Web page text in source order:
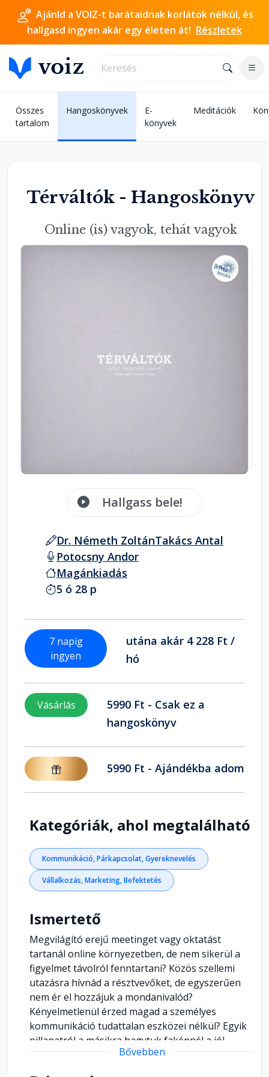
Ajánld a VOIZ-t barátaidnak korlátok nélkül, és
hallgasd ingyen akár egy életen át! Részletek
Összes
tartalom
Hangoskönyvek
E-
könyvek
Meditációk
Térváltók - Hangoskönyv
Online (is) vagyok, tehát vagyok
Hallgass bele!
Dr. Németh ZoltánTakács Antal
Potocsny Andor
Magánkiadás
5 ó 28 p
7 napig
ingyen
utána akár 4 228 Ft /
hó
Vásárlás
5990 Ft - Csak ez a
hangoskönyv
5990 Ft - Ajándékba adom
Kategóriák, ahol megtalálható
Kommunikáció, Párkapcsolat, Gyereknevelés
Vállalkozás, Marketing, Befektetés
Ismertető
Megvilágító erejű meetinget vagy oktatást
tartanál online környezetben, de nem sikerül a
figyelmet távolról fenntartani? Közös szellemi
utazásra hívnád a résztvevőket, de egyszerűen
nem ér el hozzájuk a mondanivalód?
Kényelmetlenül érzed magad a személyes
kommunikáció tudattalan eszközei nélkül? Egyik
pillanatról a másikra hagytuk faképnél a jól
bevált, talán már be is tokosodott, rutin oktatási
Bővebben